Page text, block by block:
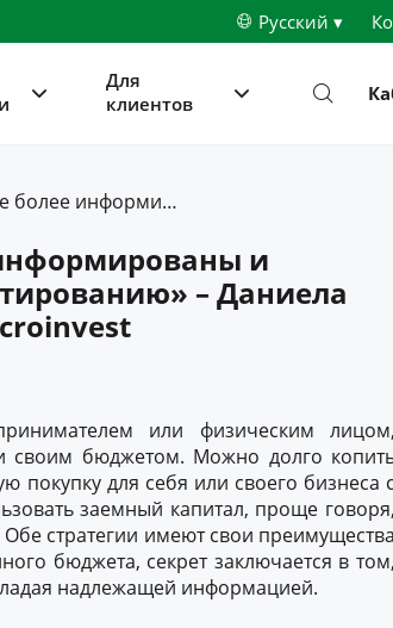
Русский ▾
Для
клиентов
«Предприниматели все более информированы и ответственно подходят к инвестированию» – Даниела Крецу, координатор офиса в Microinvest
и
– Даниела
или физическим лицом,
своим бюджетом. Можно долго
покупку для себя или своего бизнеса с
заемный капитал, проще говоря,
стратегии имеют свои преимущества
бюджета, секрет заключается в том,
надлежащей информацией.